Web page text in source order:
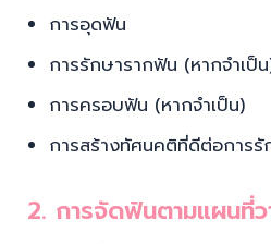
การอุดฟัน
การรักษารากฟัน (หากจำเป็
การครอบฟัน (หากจำเป็น)
การสร้างทัศนคติที่ดีต่อการ
2. การจัดฟันตามแผนที่ว